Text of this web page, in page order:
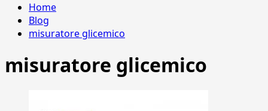
Home
Blog
misuratore glicemico
misuratore glicemico